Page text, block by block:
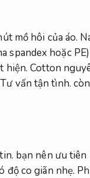
mồ hôi của áo.
hoặc
hiện. Cotton
Tư vấn tận tình.
bạn nên ưu tiên
độ co giãn nhẹ.